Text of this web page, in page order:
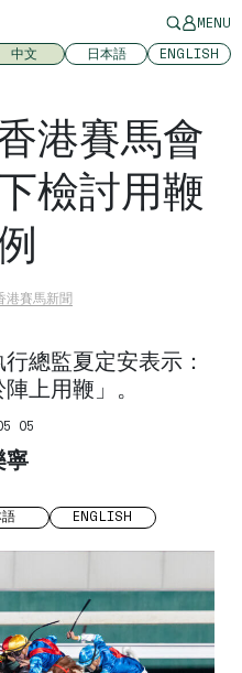
MENU
中文 日本語 ENGLISH
港賽馬會
檢討用鞭
港賽馬新聞
總監夏定安表示：
上用鞭」。
05
寧
語 ENGLISH